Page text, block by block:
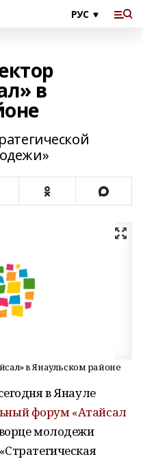
в
в Янаульском районе
в Янауле
форум «Атайсал
молодежи